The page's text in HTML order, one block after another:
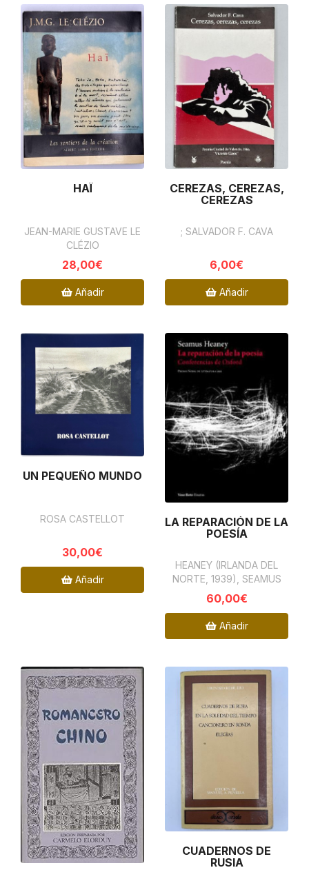
HAÏ
JEAN-MARIE GUSTAVE LE
CLÉZIO
28,00€
Añadir
CEREZAS, CEREZAS,
CEREZAS
; SALVADOR F. CAVA
6,00€
Añadir
UN PEQUEÑO MUNDO
ROSA CASTELLOT
30,00€
Añadir
LA REPARACIÓN DE LA
POESÍA
HEANEY (IRLANDA DEL
NORTE, 1939), SEAMUS
60,00€
Añadir
CUADERNOS DE
RUSIA